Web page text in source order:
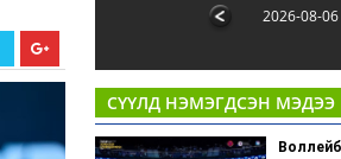
2026-08-06
СҮҮЛД НЭМЭГДСЭН МЭДЭЭ